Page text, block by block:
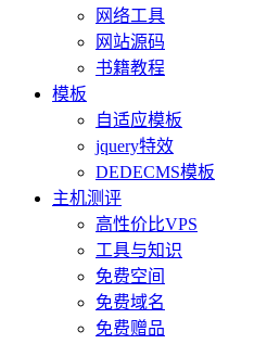
网络工具
网站源码
书籍教程
模板
自适应模板
jquery特效
DEDECMS模板
主机测评
高性价比VPS
工具与知识
免费空间
免费域名
免费赠品